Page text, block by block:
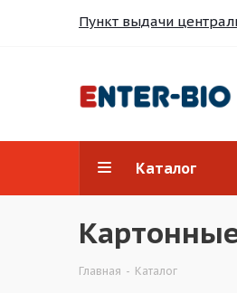
Пункт выдачи
Каталог
Главная - Каталог